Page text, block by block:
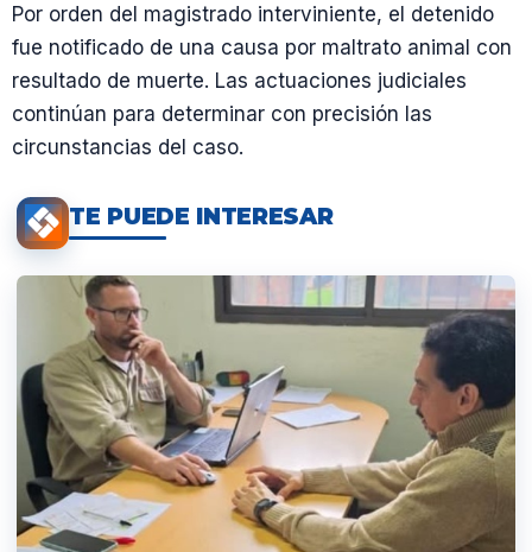
Por orden del magistrado interviniente, el detenido
fue notificado de una causa por maltrato animal con
resultado de muerte. Las actuaciones judiciales
continúan para determinar con precisión las
circunstancias del caso.
TE PUEDE INTERESAR